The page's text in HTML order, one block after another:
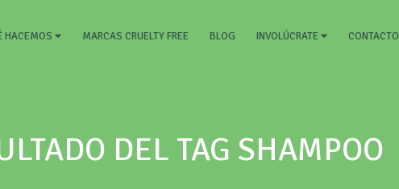
HACEMOS MARCAS CRUELTY FREE BLOG INVOLÚCRATE CONTACTO
DEL TAG SHAMPOO